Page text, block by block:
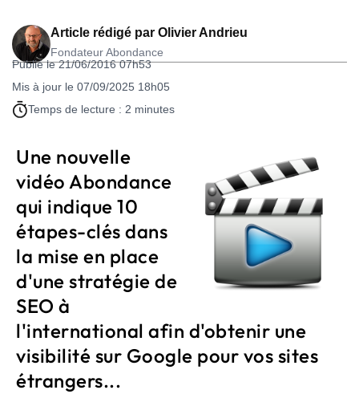
Article rédigé par Olivier Andrieu
Fondateur Abondance
Publié le 21/06/2016 07h53
Mis à jour le 07/09/2025 18h05
Temps de lecture : 2 minutes
Une nouvelle
vidéo Abondance
qui indique 10
étapes-clés dans
la mise en place
d'une stratégie de
SEO à
l'international afin d'obtenir une
visibilité sur Google pour vos sites
étrangers...